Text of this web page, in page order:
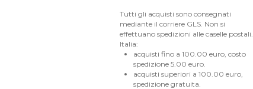
Tutti gli acquisti sono consegnati
mediante il corriere GLS. Non si
effettuano spedizioni alle caselle postali.
Italia:
acquisti fino a 100.00 euro, costo
spedizione 5.00 euro.
acquisti superiori a 100.00 euro,
spedizione gratuita.